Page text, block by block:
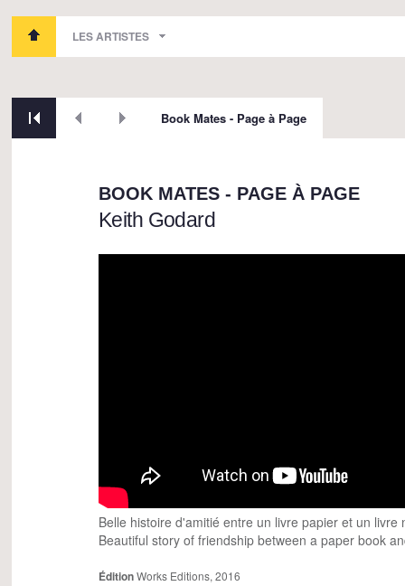
LES ARTISTES
Book Mates - Page à Page
BOOK MATES - PAGE À PAGE
Keith Godard
Belle histoire d'amitié entre un livre papier et un livre
Beautiful story of friendship between a paper book
ÉditionWorks Editions, 2016